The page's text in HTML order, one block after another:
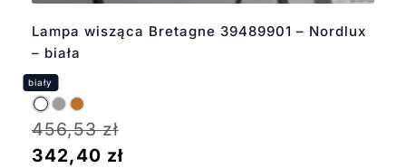
Lampa wisząca Bretagne 39489901 – Nordlux
– biała
456,53zł
342,40 zł